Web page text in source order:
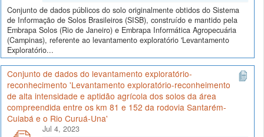
Conjunto de dados públicos do solo originalmente obtidos do Sistema
de Informação de Solos Brasileiros (SISB), construído e mantido pela
Embrapa Solos (Rio de Janeiro) e Embrapa Informática Agropecuária
(Campinas), referente ao levantamento exploratório 'Levantamento
Exploratório...
Conjunto de dados do levantamento exploratório-
reconhecimento 'Levantamento exploratório-reconheimento
de alta intensidade e aptidão agrícola dos solos da área
compreendida entre os km 81 e 152 da rodovia Santarém-
Cuiabá e o Rio Curuá-Una'
Jul 4, 2023